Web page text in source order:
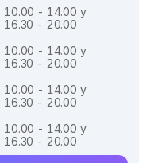
10.00 - 14.00 y
16.30 - 20.00
10.00 - 14.00 y
16.30 - 20.00
10.00 - 14.00 y
16.30 - 20.00
10.00 - 14.00 y
16.30 - 20.00